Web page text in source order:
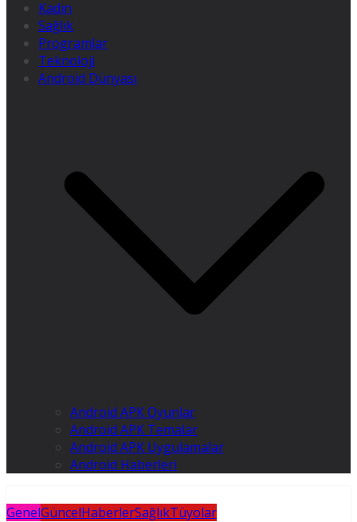
Kadın
Sağlık
Programlar
Teknoloji
Android Dünyası
Android APK Oyunlar
Android APK Temalar
Android APK Uygulamalar
Android Haberleri
GenelGüncelHaberlerSağlıkTüyolar